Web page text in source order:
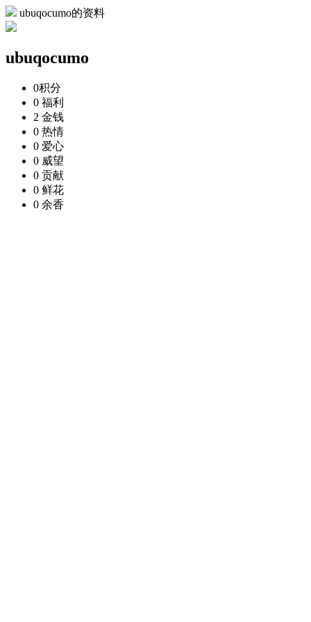
ubuqocumo的资料
ubuqocumo
0积分
0 福利
2 金钱
0 热情
0 爱心
0 威望
0 贡献
0 鲜花
0 余香